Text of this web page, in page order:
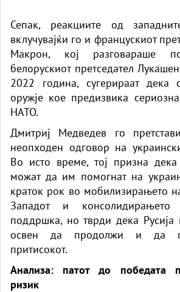
Сепак, реакциите од
вклучувајќи го и францускиот
Макрон, кој разговараше
белорускиот претседател
2022 година, сугерираат дека
оружје кое предизвика
НАТО.
Дмитриј Медведев го
неопходен одговор на
Во исто време, тој призна
можат да им помогнат на
краток рок во мобилизирањето
Западот и
поддршка, но тврди дека Русија
освен да продолжи и да
притисокот.
Анализа: патот до победата
ризик